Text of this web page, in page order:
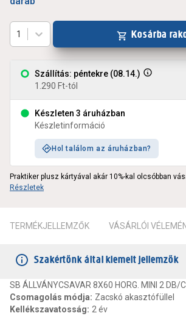
Szállítás: péntekre (08.14.)
1.290 Ft-tól
Készleten 3 áruházban
Készletinformáció
Hol találom az áruházban?
1 Kosárba
Praktiker plusz kártyával akár 10%-kal olcsóbban
Részletek
TERMÉKJELLEMZŐK VÁSÁRLÓI
Szakértőnk által kiemelt jellemzők
SB ÁLLVÁNYCSAVAR 8X60 HORG. MINI 2 DB/
Csomagolás módja: Zacskó akasztófüllel
Kellékszavatosság: 2 év